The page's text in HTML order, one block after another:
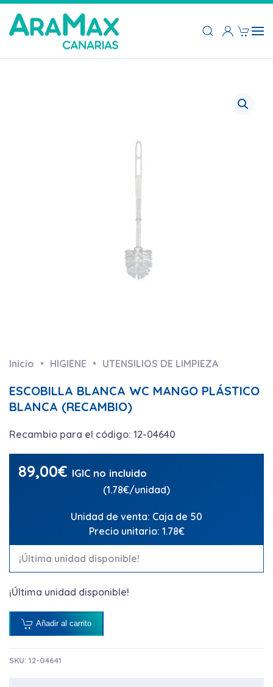
Inicio HIGIENE UTENSILIOS DE LIMPIEZA
ESCOBILLA BLANCA WC MANGO PLÁSTICO
BLANCA (RECAMBIO)
Recambio para el código: 12-04640
89,00€ IGIC no incluido
(1.78€/unidad)
Unidad de venta: Caja de 50
Precio unitario: 1.78€
¡Última unidad disponible!
¡Última unidad disponible!
Añadir al carrito
SKU: 12-04641